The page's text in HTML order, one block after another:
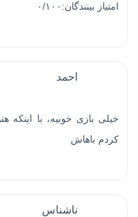
امتیاز بینندگان:۰/۱۰۰
احمد
خیلی بازی خوبیه، با
کردم باهاش
ناشناس